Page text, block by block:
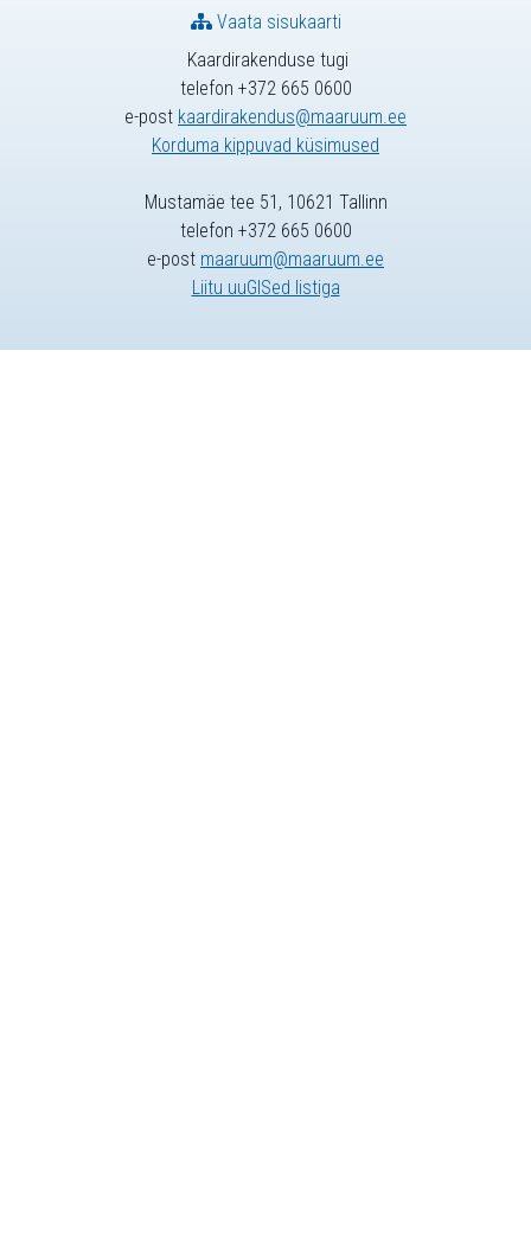
Kaardirakenduse tugi
telefon +372 665 0600
e-post kaardirakendus@maaruum.ee
Korduma kippuvad küsimused
Vaata sisukaarti
Mustamäe tee 51, 10621 Tallinn
telefon +372 665 0600
e-post maaruum@maaruum.ee
Liitu uuGISed listiga